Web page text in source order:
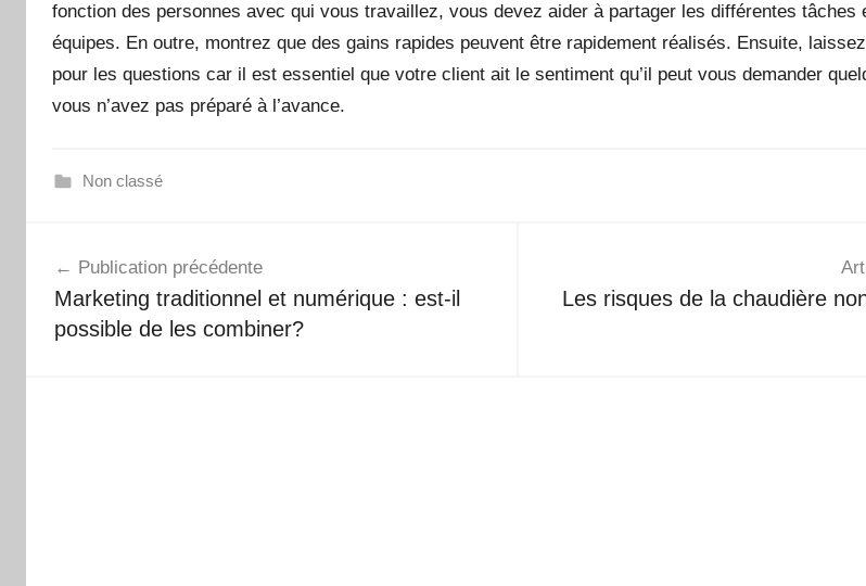
fonction des personnes avec qui vous travaillez, vous devez aider à partager les différentes tâches
équipes. En outre, montrez que des gains rapides peuvent être rapidement réalisés. Ensuite,
pour les questions car il est essentiel que votre client ait le sentiment qu’il peut vous demander
vous n’avez pas préparé à l’avance.
Non classé
l’article
Publication précédente
Marketing traditionnel et numérique : est-il
possible de les combiner?
Les risques de la chaudière